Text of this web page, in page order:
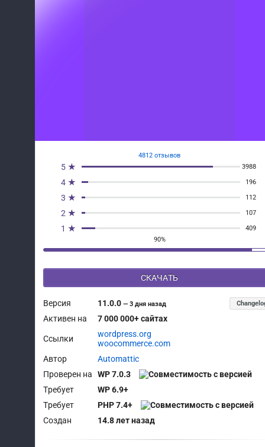
4812 отзывов
5 ★ 3988
4 ★ 196
3 ★ 112
2 ★ 107
1 ★
409
90%
СКАЧАТЬ
Версия 11.0.0—3 дня назад
Активен на 7 000 000+ сайтах
Ссылки
wordpress.org
woocommerce.com
Автор
Automattic
Проверен на
WP 7.0.3
Требует
WP 6.9+
Требует
PHP 7.4+
Создан
14.8 лет назад